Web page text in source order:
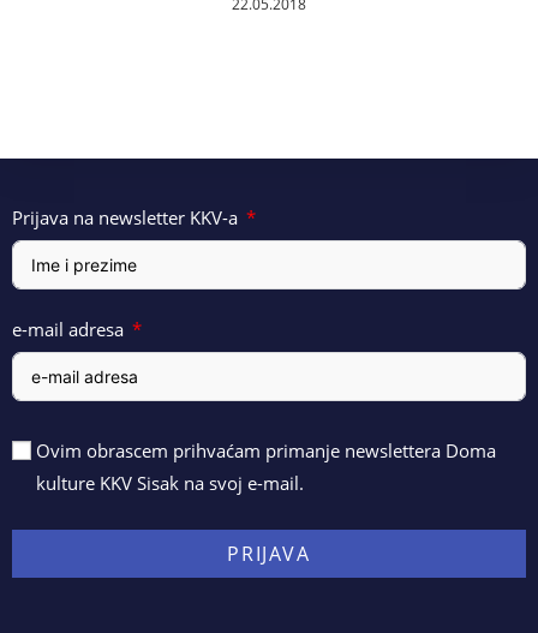
Prijava na newsletter KKV-a
e-mail adresa
Ovim obrascem prihvaćam primanje newslettera Doma
kulture KKV Sisak na svoj e-mail.
PRIJAVA